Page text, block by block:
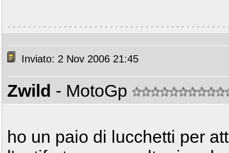
Inviato: 2 Nov 2006 21:45
Zwild - MotoGp
ho un paio di lucchetti per